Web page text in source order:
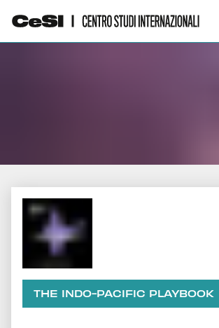
THE INDO-PACIFIC PLAYBOOK